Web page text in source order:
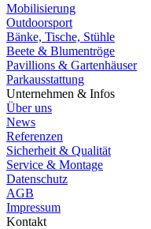
Mobilisierung
Outdoorsport
Bänke, Tische, Stühle
Beete & Blumentröge
Pavillions & Gartenhäuser
Parkausstattung
Unternehmen & Infos
Über uns
News
Referenzen
Sicherheit & Qualität
Service & Montage
Datenschutz
AGB
Impressum
Kontakt